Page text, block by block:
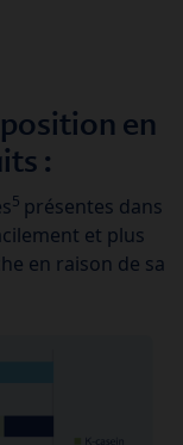
en
:
5 présentes dans
et plus
en raison de sa